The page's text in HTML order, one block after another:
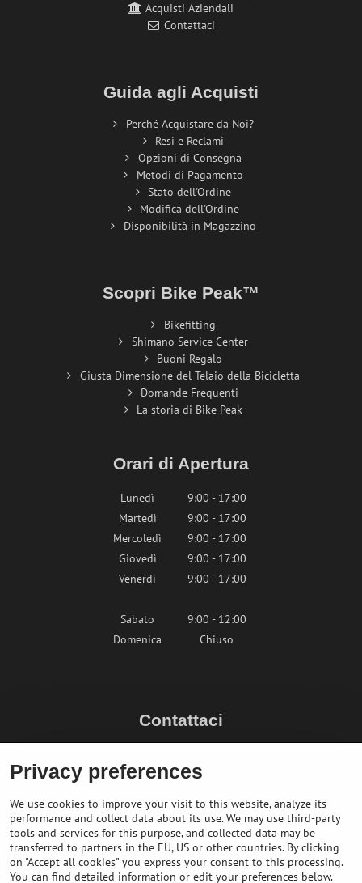
Acquisti Aziendali
Contattaci
Guida agli Acquisti
Perché Acquistare da Noi?
Resi e Reclami
Opzioni di Consegna
Metodi di Pagamento
Stato dell'Ordine
Modifica dell'Ordine
Disponibilità in Magazzino
Scopri Bike Peak™
Bikefitting
Shimano Service Center
Buoni Regalo
Giusta Dimensione del Telaio della Bicicletta
Domande Frequenti
La storia di Bike Peak
Orari di Apertura
Lunedì
9:00 - 17:00
Martedì
9:00 - 17:00
Mercoledì
9:00 - 17:00
Giovedì
9:00 - 17:00
Venerdì
9:00 - 17:00
Sabato
9:00 - 12:00
Domenica
Chiuso
Contattaci
+436764858804 (AT)
Privacy preferences
We use cookies to improve your visit to this website, analyze its
performance and collect data about its use. We may use third-party
tools and services for this purpose, and collected data may be
transferred to partners in the EU, US or other countries. By clicking
on "Accept all cookies" you express your consent to this processing.
You can find detailed information or edit your preferences below.